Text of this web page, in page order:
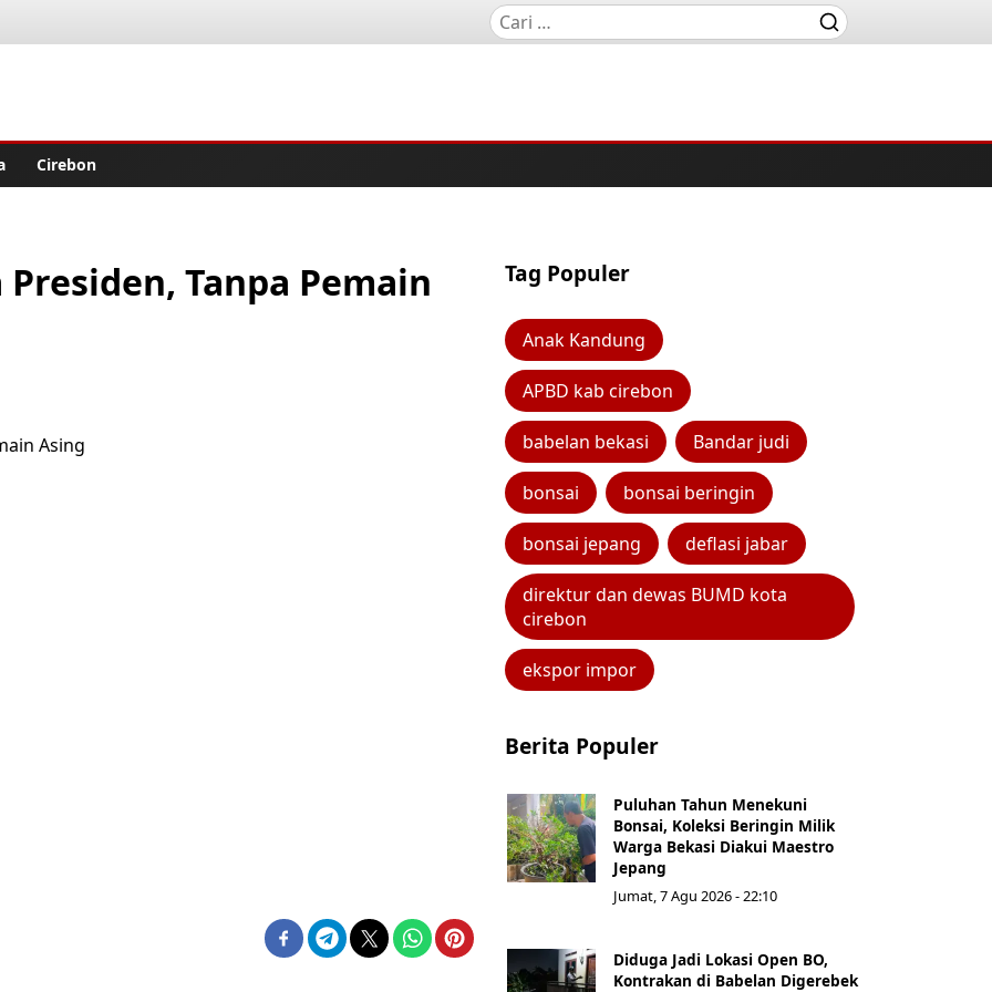
Cirebon
Tanpa Pemain
Tag Populer
Anak Kandung
APBD kab cirebon
babelan bekasi Bandar judi
bonsai bonsai beringin
bonsai jepang deflasi jabar
direktur dan dewas BUMD kota
cirebon
ekspor impor
Berita Populer
Puluhan Tahun Menekuni
Bonsai, Koleksi Beringin Milik
Warga Bekasi Diakui Maestro
Jepang
Jumat, 7 Agu 2026 - 22:10
Diduga Jadi Lokasi Open BO,
Kontrakan di Babelan Digerebek